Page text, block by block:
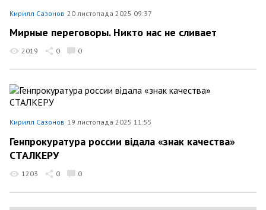
Кирилл Сазонов 20 листопада 2025 09:37
Мирные переговоры. Никто нас не сливает
2019 0 0
Кирилл Сазонов 19 листопада 2025 11:55
Генпрокуратура россии відала «знак качества»
СТАЛКЕРУ
1203 0 0